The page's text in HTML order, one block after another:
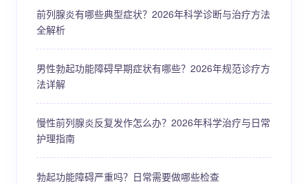
前列腺炎有哪些典型症状？2026年科学诊断与治疗方法
全解析
男性勃起功能障碍早期症状有哪些？2026年规范诊疗方
法详解
慢性前列腺炎反复发作怎么办？2026年科学治疗与日常
护理指南
勃起功能障碍严重吗？日常需要做哪些检查